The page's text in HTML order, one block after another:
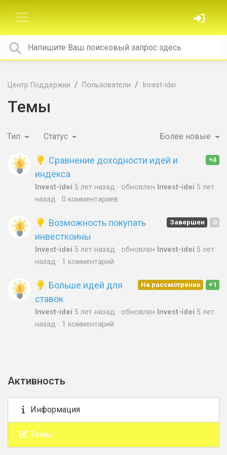
Центр Поддержки Пользователи Invest-idei
Темы
Тип Статус Более новые
+4
Сравнение доходности идей и
индекса
Invest-idei 5 лет назад обновлен Invest-idei 5 лет
назад
0 комментариев
0
Завершен
Возможность покупать
инвесткоины
Invest-idei 5 лет назад обновлен Invest-idei 5 лет
назад
1 комментарий
+1
На рассмотрении
Больше идей для
ставок
Invest-idei 5 лет назад обновлен Invest-idei 5 лет
назад
1 комментарий
Активность
Информация
Темы